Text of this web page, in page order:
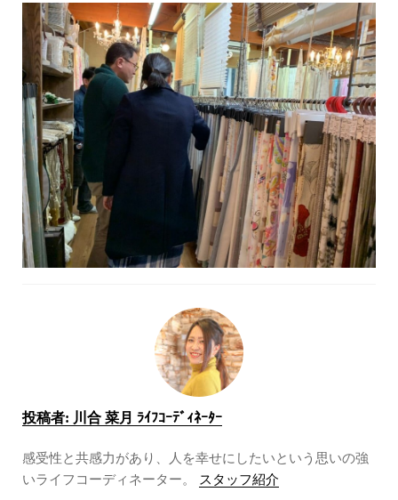
投稿者: 川合 菜月 ﾗｲﾌｺｰﾃﾞｨﾈｰﾀｰ
感受性と共感力があり、人を幸せにしたいという思いの強
いライフコーディネーター。 スタッフ紹介